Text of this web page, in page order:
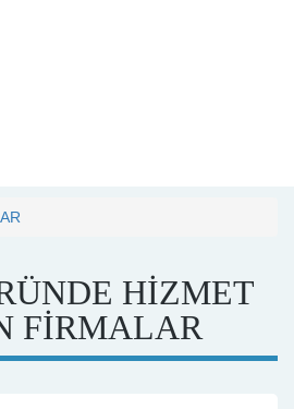
HİZMET
FİRMALAR